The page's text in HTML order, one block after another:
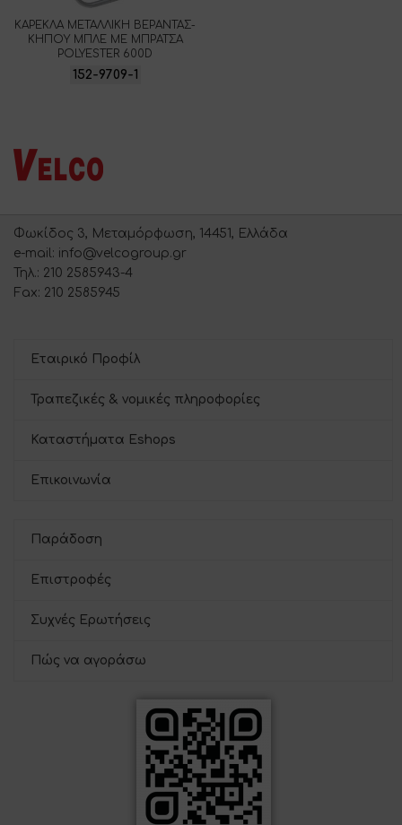
ΚΑΡΕΚΛΑ ΜΕΤΑΛΛΙΚΗ ΒΕΡΑΝΤΑΣ-
ΚΗΠΟΥ ΜΠΛΕ ΜΕ ΜΠΡΑΤΣΑ
POLYESTER 600D
152-9709-1
Φωκίδος 3, Μεταμόρφωση, 14451, Ελλάδα
e-mail: info@velcogroup.gr
Τηλ.: 210 2585943-4
Fax: 210 2585945
Εταιρικό Προφίλ
Τραπεζικές & νομικές πληροφορίες
Καταστήματα Eshops
Επικοινωνία
Παράδοση
Επιστροφές
Συχνές Ερωτήσεις
Πώς να αγοράσω